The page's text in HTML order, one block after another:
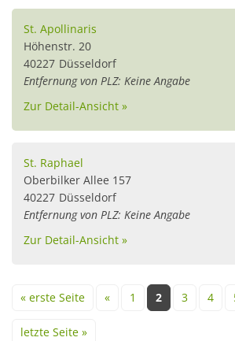
St. Apollinaris
Höhenstr. 20
40227 Düsseldorf
Entfernung von PLZ: Keine Angabe
Zur Detail-Ansicht »
St. Raphael
Oberbilker Allee 157
40227 Düsseldorf
Entfernung von PLZ: Keine Angabe
Zur Detail-Ansicht »
« erste Seite « 1 2 3 4
letzte Seite »